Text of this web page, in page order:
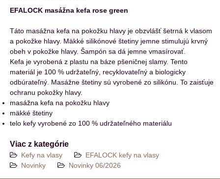
EFALOCK masážna kefa rose green
Táto masážna kefa na pokožku hlavy je obzvlášť šetrná k vlasom
a pokožke hlavy. Mäkké silikónové štetiny jemne stimulujú krvný
obeh v pokožke hlavy. Šampón sa dá jemne vmasírovať.
Kefa je vyrobená z plastu na báze pšeničnej slamy. Tento
materiál je 100 % udržateľný, recyklovateľný a biologicky
odbúrateľný. Masážne štetiny sú vyrobené zo silikónu. To zaisťuje
ochranu pokožky hlavy.
masážna kefa na pokožku hlavy
mäkké štetiny
telo kefy vyrobené zo 100 % udržateľného materiálu
Viac z kategórie
Kefy na vlasy
EFALOCK kefy na vlasy
Novinky
Novinky 06/2026